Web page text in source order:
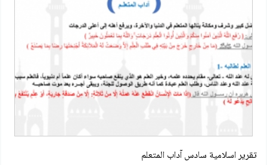
تقرير اسلامية سادس آداب المتعلم